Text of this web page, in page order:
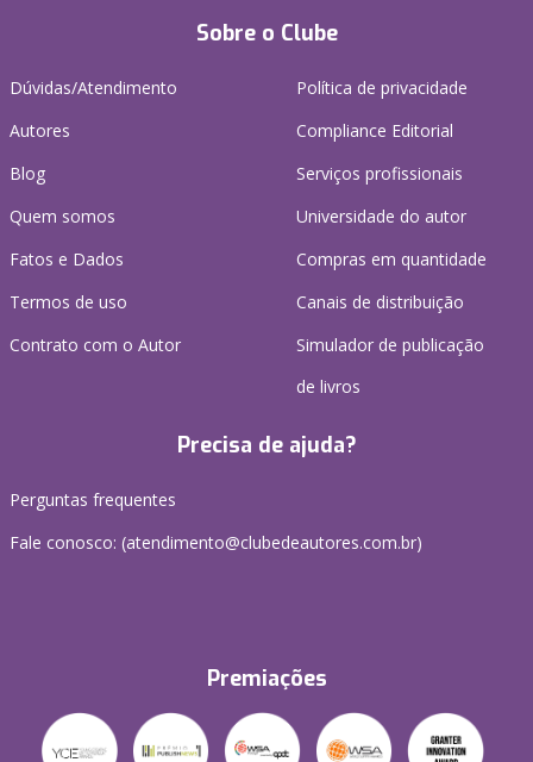
Sobre o Clube
Dúvidas/Atendimento
Autores
Blog
Quem somos
Fatos e Dados
Termos de uso
Contrato com o Autor
Política de privacidade
Compliance Editorial
Serviços profissionais
Universidade do autor
Compras em quantidade
Canais de distribuição
Simulador de publicação
de livros
Precisa de ajuda?
Perguntas frequentes
Fale conosco: (atendimento@clubedeautores.com.br)
Premiações